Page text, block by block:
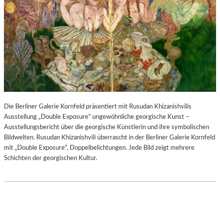
Die Berliner Galerie Kornfeld präsentiert mit Rusudan Khizanishvilis
Ausstellung „Double Exposure“ ungewöhnliche georgische Kunst –
Ausstellungsbericht über die georgische Künstlerin und ihre symbolischen
Bildwelten. Rusudan Khizanishvili überrascht in der Berliner Galerie Kornfeld
mit „Double Exposure“, Doppelbelichtungen. Jede Bild zeigt mehrere
Schichten der georgischen Kultur.